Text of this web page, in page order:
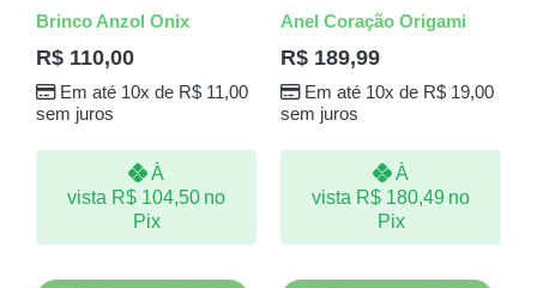
Brinco Anzol Onix
R$ 110,00
Em até 10x de R$11,00
sem juros
À
vista R$104,50 no
Pix
Anel Coração Origami
R$ 189,99
Em até 10x de R$19,00
sem juros
À
vista R$180,49 no
Pix